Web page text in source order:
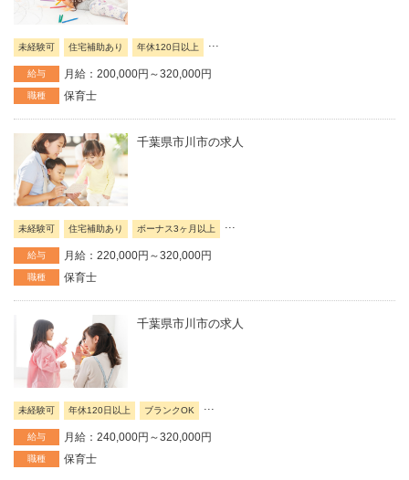
未経験可 住宅補助あり 年休120日以上
給与 月給：200,000円～320,000円
職種 保育士
千葉県市川市の求人
未経験可 住宅補助あり ボーナス3ヶ月以上 ...
給与 月給：220,000円～320,000円
職種 保育士
千葉県市川市の求人
未経験可 年休120日以上 ブランクOK ...
給与 月給：240,000円～320,000円
職種 保育士